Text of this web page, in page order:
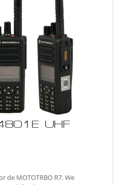
UHF
de MOTOTRBO R7. We